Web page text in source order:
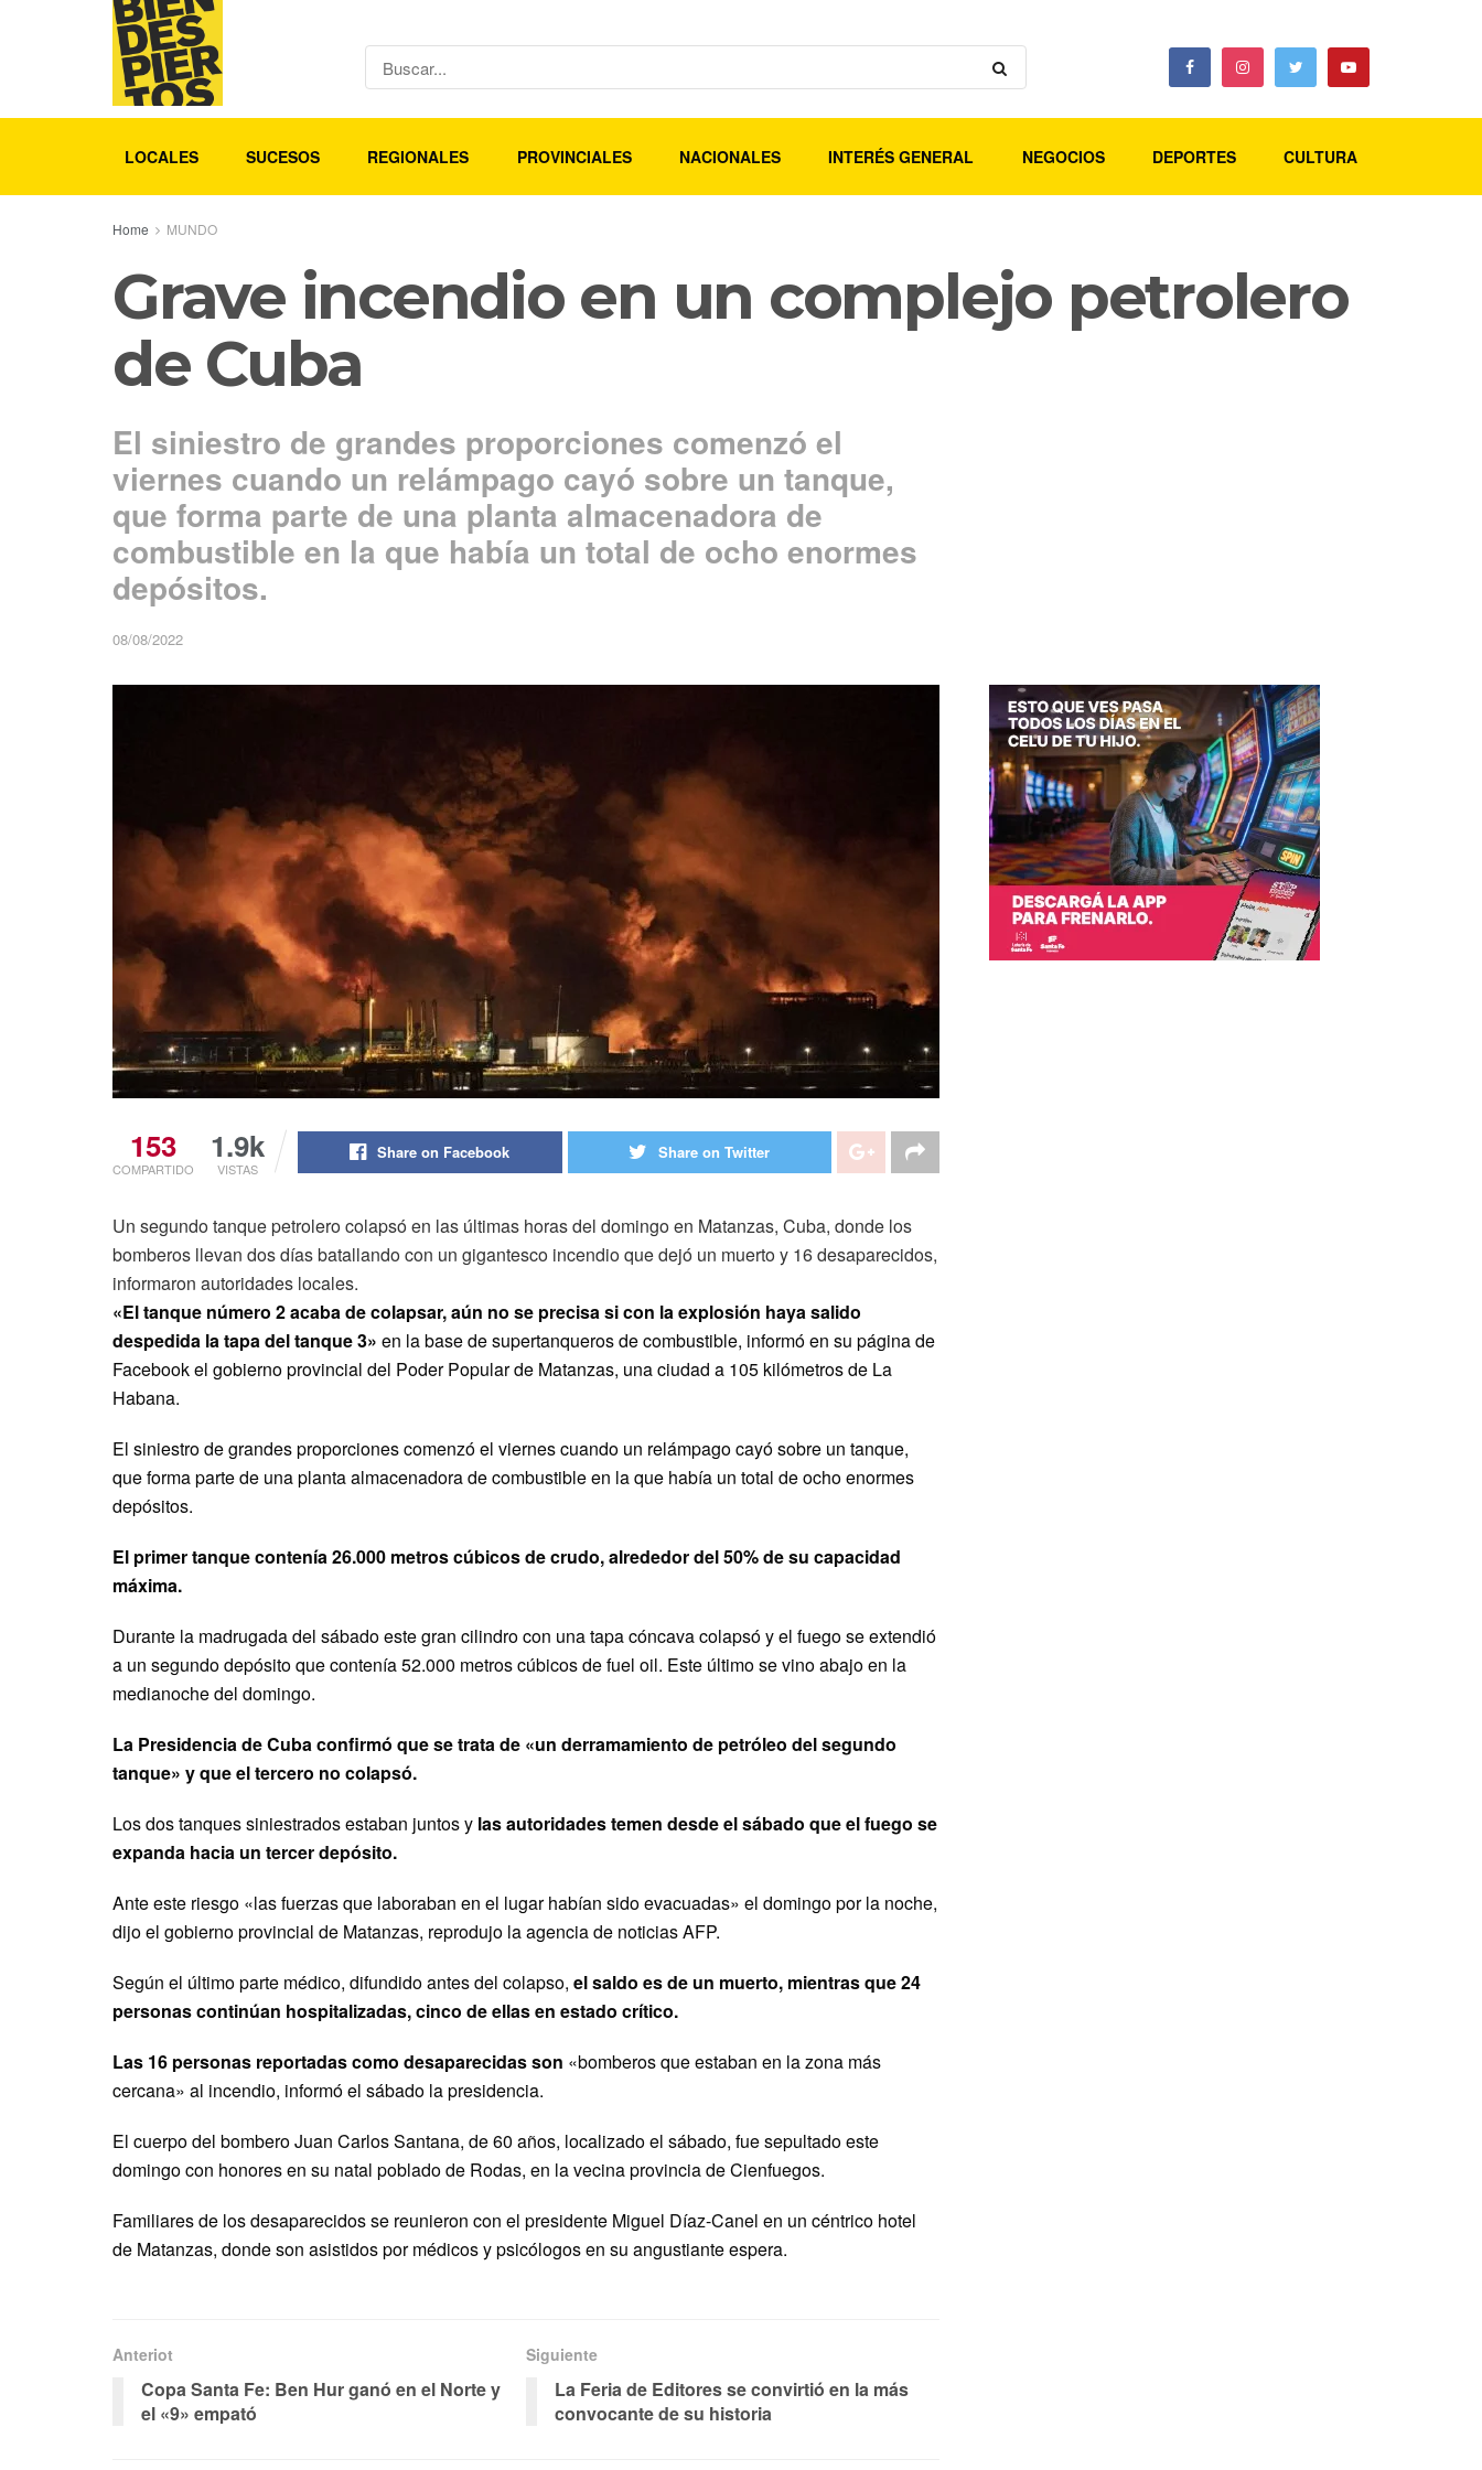
LOCALES SUCESOS REGIONALES PROVINCIALES NACIONALES INTERÉS GENERAL NEGOCIOS DEPORTES CULTURA
Home MUNDO
Grave incendio en un complejo petrolero
de Cuba
El siniestro de grandes proporciones comenzó el
viernes cuando un relámpago cayó sobre un tanque,
que forma parte de una planta almacenadora de
combustible en la que había un total de ocho enormes
depósitos.
08/08/2022
153
COMPARTIDO
1.9k
VISTAS
Share on Facebook Share on Twitter
Un segundo tanque petrolero colapsó en las últimas horas del domingo en Matanzas, Cuba, donde los
bomberos llevan dos días batallando con un gigantesco incendio que dejó un muerto y 16 desaparecidos,
informaron autoridades locales.
«El tanque número 2 acaba de colapsar, aún no se precisa si con la explosión haya salido
despedida la tapa del tanque 3» en la base de supertanqueros de combustible, informó en su página de
Facebook el gobierno provincial del Poder Popular de Matanzas, una ciudad a 105 kilómetros de La
Habana.
El siniestro de grandes proporciones comenzó el viernes cuando un relámpago cayó sobre un tanque,
que forma parte de una planta almacenadora de combustible en la que había un total de ocho enormes
depósitos.
El primer tanque contenía 26.000 metros cúbicos de crudo, alrededor del 50% de su capacidad
máxima.
Durante la madrugada del sábado este gran cilindro con una tapa cóncava colapsó y el fuego se extendió
a un segundo depósito que contenía 52.000 metros cúbicos de fuel oil. Este último se vino abajo en la
medianoche del domingo.
La Presidencia de Cuba confirmó que se trata de «un derramamiento de petróleo del segundo
tanque» y que el tercero no colapsó.
Los dos tanques siniestrados estaban juntos y las autoridades temen desde el sábado que el fuego se
expanda hacia un tercer depósito.
Ante este riesgo «las fuerzas que laboraban en el lugar habían sido evacuadas» el domingo por la noche,
dijo el gobierno provincial de Matanzas, reprodujo la agencia de noticias AFP.
Según el último parte médico, difundido antes del colapso, el saldo es de un muerto, mientras que 24
personas continúan hospitalizadas, cinco de ellas en estado crítico.
Las 16 personas reportadas como desaparecidas son «bomberos que estaban en la zona más
cercana» al incendio, informó el sábado la presidencia.
El cuerpo del bombero Juan Carlos Santana, de 60 años, localizado el sábado, fue sepultado este
domingo con honores en su natal poblado de Rodas, en la vecina provincia de Cienfuegos.
Familiares de los desaparecidos se reunieron con el presidente Miguel Díaz-Canel en un céntrico hotel
de Matanzas, donde son asistidos por médicos y psicólogos en su angustiante espera.
Anteriot
Copa Santa Fe: Ben Hur ganó en el Norte y
el «9» empató
Siguiente
La Feria de Editores se convirtió en la más
convocante de su historia